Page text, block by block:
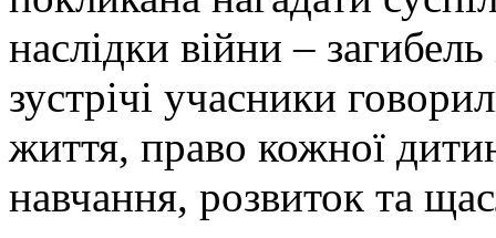
наслідки війни –
зустрічі учасники
життя, право кожної
навчання, розвиток та